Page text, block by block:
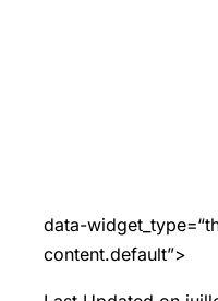
data-
content.default”>